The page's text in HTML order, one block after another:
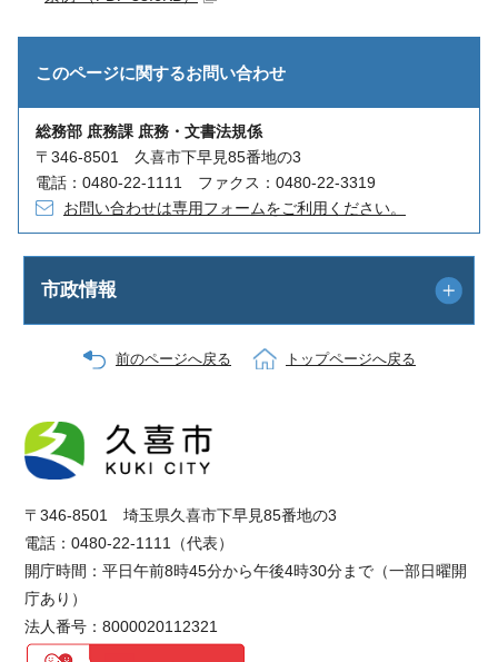
このページに関するお問い合わせ
総務部 庶務課 庶務・文書法規係
〒346-8501 久喜市下早見85番地の3
電話：0480-22-1111 ファクス：0480-22-3319
お問い合わせは専用フォームをご利用ください。
市政情報
前のページへ戻る トップページへ戻る
〒346-8501 埼玉県久喜市下早見85番地の3
電話：0480-22-1111（代表）
開庁時間：平日午前8時45分から午後4時30分まで（一部日曜開
庁あり）
法人番号：8000020112321